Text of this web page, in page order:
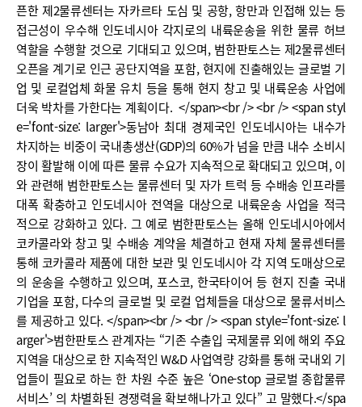
픈한 제2물류센터는 자카르타 도심 및 공항, 항만과 인접해 있는 등
접근성이 우수해 인도네시아 각지로의 내륙운송을 위한 물류 허브
역할을 수행할 것으로 기대되고 있으며, 범한판토스는 제2물류센터
오픈을 계기로 인근 공단지역을 포함, 현지에 진출해있는 글로벌 기
업 및 로컬업체 화물 유치 등을 통해 현지 창고 및 내륙운송 사업에
더욱 박차를 가한다는 계획이다. </span><br /> <br /> <span styl
e='font-size: larger'>동남아 최대 경제국인 인도네시아는 내수가
차지하는 비중이 국내총생산(GDP)의 60%가 넘을 만큼 내수 소비시
장이 활발해 이에 따른 물류 수요가 지속적으로 확대되고 있으며, 이
와 관련해 범한판토스는 물류센터 및 자가 트럭 등 수배송 인프라를
대폭 확충하고 인도네시아 전역을 대상으로 내륙운송 사업을 적극
적으로 강화하고 있다. 그 예로 범한판토스는 올해 인도네시아에서
코카콜라와 창고 및 수배송 계약을 체결하고 현재 자체 물류센터를
통해 코카콜라 제품에 대한 보관 및 인도네시아 각 지역 도매상으로
의 운송을 수행하고 있으며, 포스코, 한국타이어 등 현지 진출 국내
기업을 포함, 다수의 글로벌 및 로컬 업체들을 대상으로 물류서비스
를 제공하고 있다. </span><br /> <br /> <span style='font-size: l
arger'>범한판토스 관계자는 “기존 수출입 국제물류 외에 해외 주요
지역을 대상으로 한 지속적인 W&D 사업역량 강화를 통해 국내외 기
업들이 필요로 하는 한 차원 수준 높은 ‘One-stop 글로벌 종합물류
서비스’ 의 차별화된 경쟁력을 확보해나가고 있다” 고 말했다.</spa